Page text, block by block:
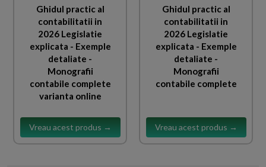
Ghidul practic al
contabilitatii in
2026 Legislatie
explicata - Exemple
detaliate -
Monografii
contabile complete
varianta online
Vreau acest produs →
Ghidul practic al
contabilitatii in
2026 Legislatie
explicata - Exemple
detaliate -
Monografii
contabile complete
Vreau acest produs →